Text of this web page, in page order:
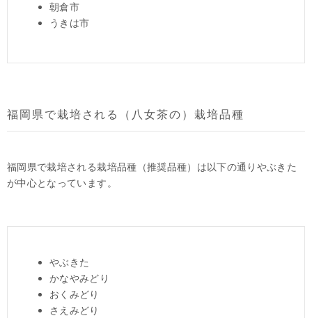
朝倉市
うきは市
福岡県で栽培される（八女茶の）栽培品種
福岡県で栽培される栽培品種（推奨品種）は以下の通りやぶきた
が中心となっています。
やぶきた
かなやみどり
おくみどり
さえみどり